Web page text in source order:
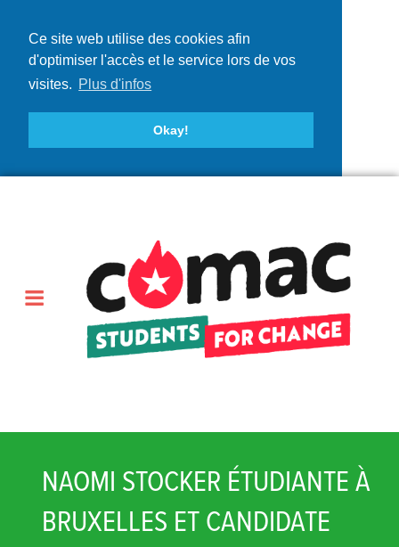
Ce site web utilise des cookies afin
d'optimiser l'accès et le service lors de vos
visites. Plus d'infos
Okay!
NAOMI STOCKER ÉTUDIANTE À
BRUXELLES ET CANDIDATE